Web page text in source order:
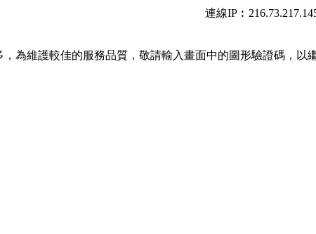
連線
為維護較佳的服務品質，敬請輸入畫面中的圖形驗證碼，以